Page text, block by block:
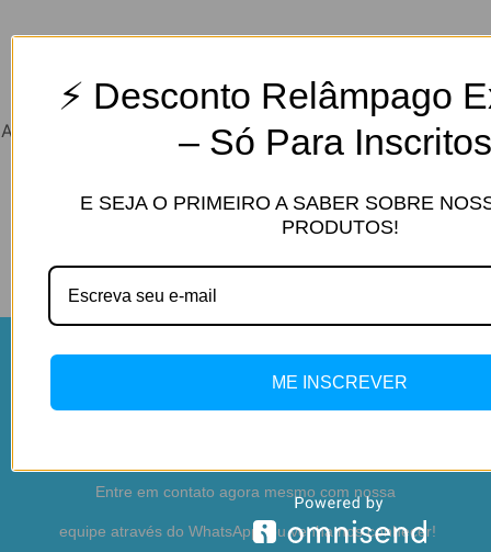
Algo grande está se formando! Nossa loja está em obras e
será lançada em breve!
Entre em contato agora mesmo com nossa
equipe através do WhatsApp, ou venha nos conhecer!
⚡ Desconto Relâmpago
– Só Para
E SEJA O PRIMEIRO A SABER SOBRE
PRODUTOS!
ME INSCREVER